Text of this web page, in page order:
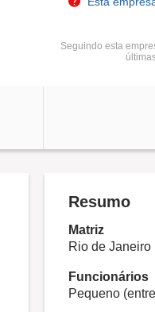
Seguindo esta
Resumo
Matriz
Rio de Janeiro
Funcionários
Pequeno